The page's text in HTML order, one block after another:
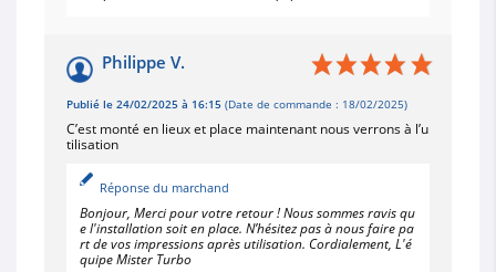
Philippe V.
Publié le 24/02/2025 à 16:15 (Date de commande : 18/02/2025)
C’est monté en lieux et place maintenant nous verrons à l’u
tilisation
Réponse du marchand
Bonjour, Merci pour votre retour ! Nous sommes ravis qu
e l'installation soit en place. N’hésitez pas à nous faire pa
rt de vos impressions après utilisation. Cordialement, L'é
quipe Mister Turbo